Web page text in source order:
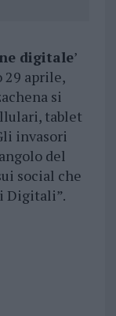
digitale’
29 aprile,
si
tablet
invasori
del
social che
Digitali”.